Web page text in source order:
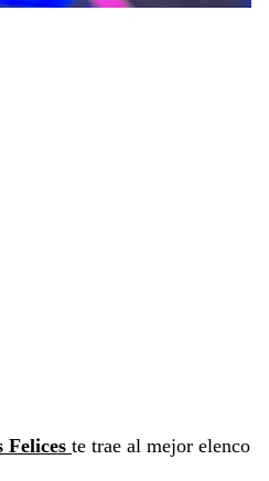
Felices te trae al mejor elenco